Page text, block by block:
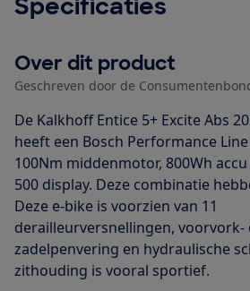
Specificaties
Over dit product
Geschreven door de
De Kalkhoff Entice 5+ Excite Abs
heeft een Bosch Performance Line
100Nm middenmotor, 800Wh
500 display. Deze combinatie
Deze e-bike is voorzien van 11
derailleurversnellingen, voorvork-
zadelpenvering en hydraulische
zithouding is vooral sportief.